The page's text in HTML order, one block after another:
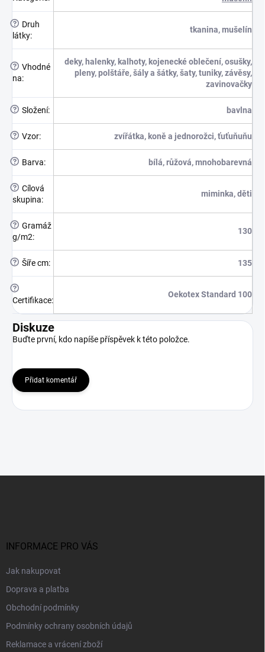
?
Druh
látky:
tkanina, mušelín
? Vhodné
na:
deky, halenky, kalhoty, kojenecké oblečení, osušky,
pleny, polštáře, šály a šátky, šaty, tuniky, závěsy,
zavinovačky
? Složení: bavlna
? Vzor: zvířátka, koně a jednorožci, ťuťuňuňu
? Barva: bílá, růžová, mnohobarevná
? Cílová
skupina:
miminka, děti
? Gramáž
g/m2:
130
? Šíře cm: 135
?
Certifikace:
Oekotex Standard 100
Diskuze
Buďte první, kdo napíše příspěvek k této položce.
Přidat komentář
INFORMACE PRO VÁS
Jak nakupovat
Doprava a platba
Obchodní podmínky
Podmínky ochrany osobních údajů
Reklamace a vrácení zboží